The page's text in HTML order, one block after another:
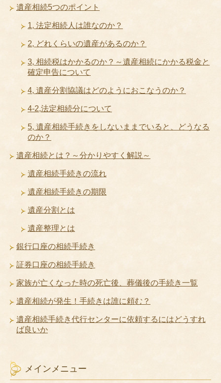
遺産相続5つのポイント
1, 法定相続人は誰なのか？
2, どれくらいの遺産があるのか？
3, 相続税はかかるのか？～遺産相続にかかる税金と
確定申告について
4, 遺産分割協議はどのようにおこなうのか？
4-2,法定相続分について
5, 遺産相続手続きをしないままでいると、どうなる
のか？
遺産相続とは？～分かりやすく解説～
遺産相続手続きの流れ
遺産相続手続きの期限
遺産分割とは
遺産整理とは
銀行口座の相続手続き
証券口座の相続手続き
家族が亡くなった時の死亡後、葬儀後の手続き一覧
遺産相続が発生！手続きは誰に頼む？
遺産相続手続き代行センターに依頼するにはどうすれ
ば良いか
メインメニュー